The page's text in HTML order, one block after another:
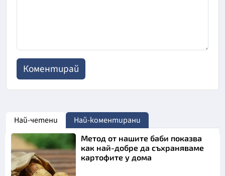
Най-четени Най-коментирани
Метод от нашите баби показва
как най-добре да съхраняваме
картофите у дома